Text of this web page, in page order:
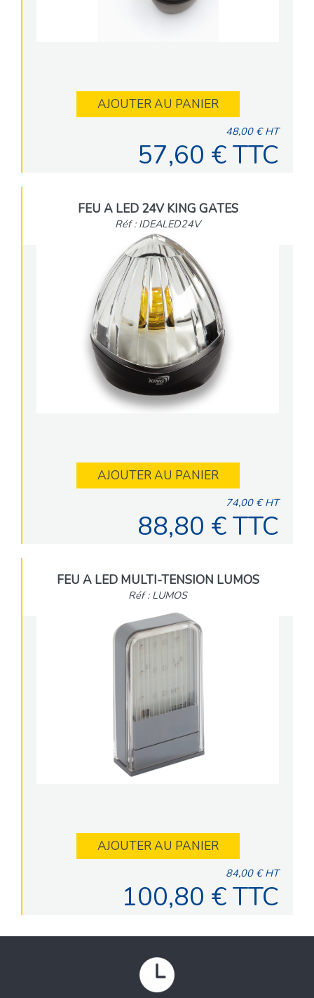
AJOUTER AU PANIER
48,00 € HT
57,60 € TTC
FEU A LED 24V KING GATES
Réf : IDEALED24V
AJOUTER AU PANIER
74,00 € HT
88,80 € TTC
FEU A LED MULTI-TENSION LUMOS
Réf : LUMOS
AJOUTER AU PANIER
84,00 € HT
100,80 € TTC